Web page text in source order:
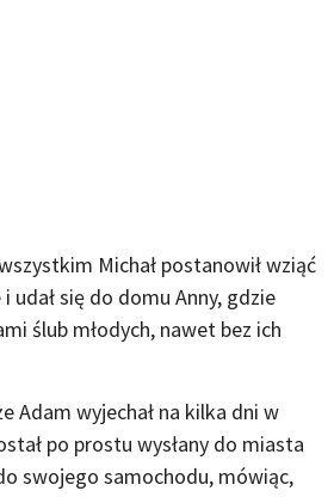
Michał postanowił wziąć
udał się do domu Anny, gdzie
ślub młodych, nawet bez ich
Adam wyjechał na kilka dni w
po prostu wysłany do miasta
swojego samochodu, mówiąc,